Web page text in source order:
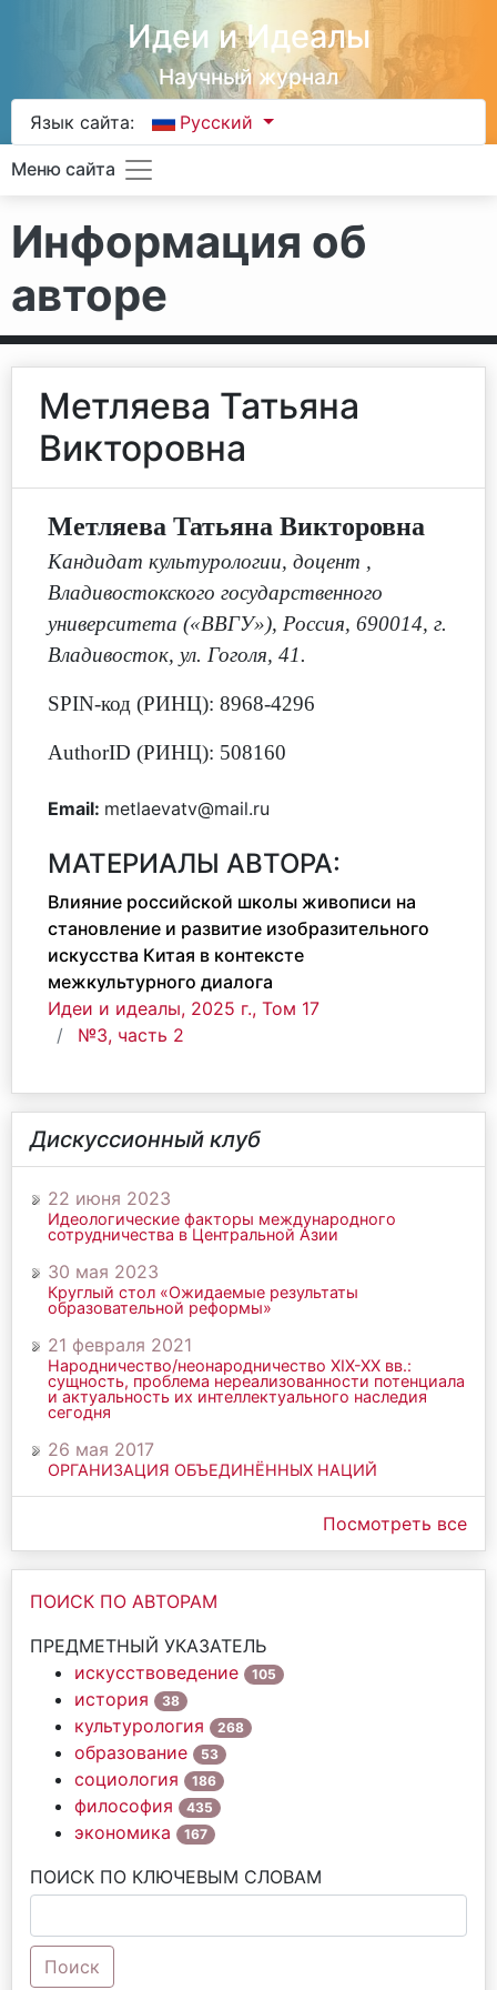
Идеи и Идеалы
Научный журнал
Язык сайта: Русский
Меню сайта
Информация об
авторе
Метляева Татьяна
Викторовна
Метляева Татьяна Викторовна
Кандидат культурологии, доцент ,
Владивостокского государственного
университета («ВВГУ»), Россия, 690014, г.
Владивосток, ул. Гоголя, 41.
SPIN-код (РИНЦ): 8968-4296
AuthorID (РИНЦ): 508160
Email: metlaevatv@mail.ru
МАТЕРИАЛЫ АВТОРА:
Влияние российской школы живописи на
становление и развитие изобразительного
искусства Китая в контексте
межкультурного диалога
Идеи и идеалы, 2025 г., Том 17
№3, часть 2
Дискуссионный клуб
22 июня 2023
Идеологические факторы международного
сотрудничества в Центральной Азии
30 мая 2023
Круглый стол «Ожидаемые результаты
образовательной реформы»
21 февраля 2021
Народничество/неонародничество ХIХ-ХХ вв.:
сущность, проблема нереализованности потенциала
и актуальность их интеллектуального наследия
сегодня
26 мая 2017
ОРГАНИЗАЦИЯ ОБЪЕДИНЁННЫХ НАЦИЙ
Посмотреть все
ПОИСК ПО АВТОРАМ
ПРЕДМЕТНЫЙ УКАЗАТЕЛЬ
искусствоведение
105
история 38
культурология 268
образование 53
социология 186
философия 435
экономика 167
ПОИСК ПО КЛЮЧЕВЫМ СЛОВАМ
Поиск